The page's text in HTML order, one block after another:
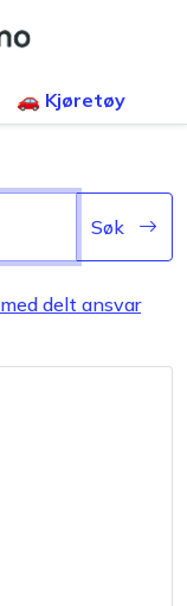
🚗 Kjøretøy
Søk
delt ansvar